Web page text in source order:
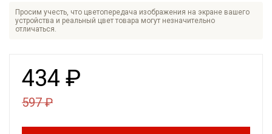
Просим учесть, что цветопередача изображения на экране вашего
устройства и реальный цвет товара могут незначительно
отличаться.
434 ₽
597₽